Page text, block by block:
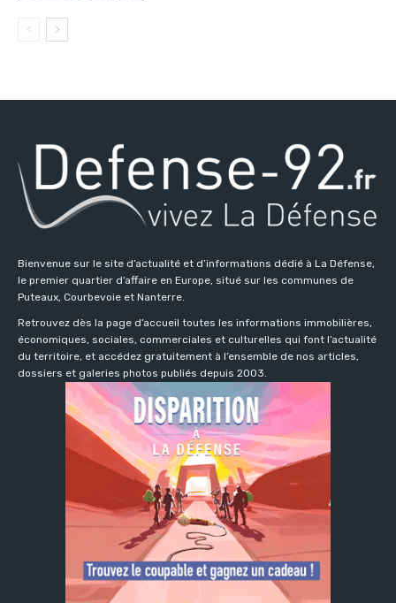
Bienvenue sur le site d’actualité et d’informations dédié à La Défense,
le premier quartier d’affaire en Europe, situé sur les communes de
Puteaux, Courbevoie et Nanterre.
Retrouvez dès la page d’accueil toutes les informations immobilières,
économiques, sociales, commerciales et culturelles qui font l’actualité
du territoire, et accédez gratuitement à l’ensemble de nos articles,
dossiers et galeries photos publiés depuis 2003.